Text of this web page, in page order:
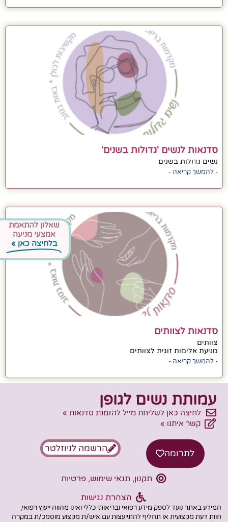
סדנאות לנשים 'גדולות בשנים'
נשים גדולות בשנים
- להמשך קריאה -
סדנאות לצוותים
צוותים
מניעת אלימות זוגית לצוותים
- להמשך קריאה -
עמותת נשים לגופן
לחיצה כאן לשליחת מייל להזמנת סדנאות »
קשר איתנו »
לתרומה הרשמה לניוזלטר
תקנון, תנאי שימוש, פרטיות
הצהרת נגישות
המידע באתר נועד לספק מידע רפואי ובריאותי כללי ואינו מהווה ייעוץ רפואי,
חוות דעת מקצועית או תחליף להתייעצות עם איש/ת מקצוע מוסמכ/ת במקרה
שאלון להתאמת
אמצעי מניעה
בלחיצה כאן »